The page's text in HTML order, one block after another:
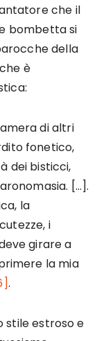
che il
bombetta si
della
è
di altri
fonetico,
dei bisticci,
[…].
la
i
girare a
la mia
.
stile estroso e